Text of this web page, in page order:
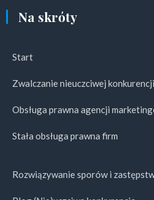
Na skróty
Start
Zwalczanie nieuczciwej konkurencji
Obsługa prawna agencji
Stała obsługa prawna firm
Rozwiązywanie sporów i